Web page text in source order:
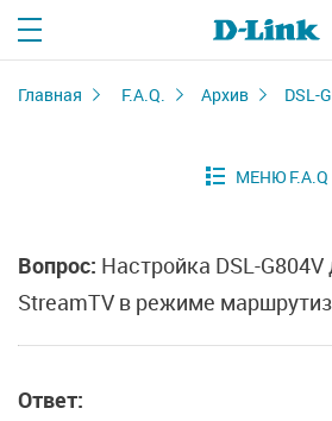
Главная F.A.Q. Архив DSL-
Вопрос: Настройка DSL-
StreamTV в режиме
Ответ: